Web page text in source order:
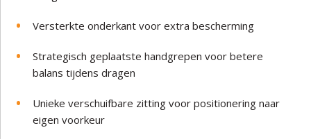
Versterkte onderkant voor extra bescherming
Strategisch geplaatste handgrepen voor betere
balans tijdens dragen
Unieke verschuifbare zitting voor positionering naar
eigen voorkeur